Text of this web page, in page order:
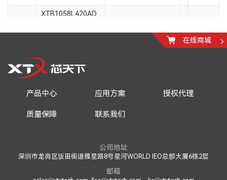
4.2
4.55
XTB1058L420AD
3CT
XTB1058L435AD
3CT
在线商城
产品中心 应用方案 授权代理
质量保障 联系我们
公司地址
深圳市龙岗区坂田街道雅星路8号星河WORLD IEO总部大厦6栋2层
邮箱